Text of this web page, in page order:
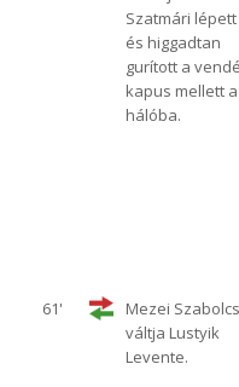
Szatmári lépett
és higgadtan
gurított a
kapus mellett a
hálóba.
61'
Mezei
váltja Lustyik
Levente.